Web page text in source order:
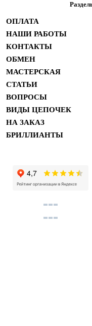
ОПЛАТА
НАШИ РАБОТЫ
КОНТАКТЫ
ОБМЕН
МАСТЕРСКАЯ
СТАТЬИ
ВОПРОСЫ
ВИДЫ ЦЕПОЧЕК
НА ЗАКАЗ
БРИЛЛИАНТЫ